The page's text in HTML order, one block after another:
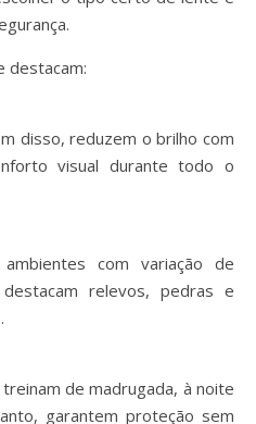
destacam:
disso, reduzem o brilho com
visual durante todo o
com variação de
relevos, pedras e
de madrugada, à noite
garantem proteção sem